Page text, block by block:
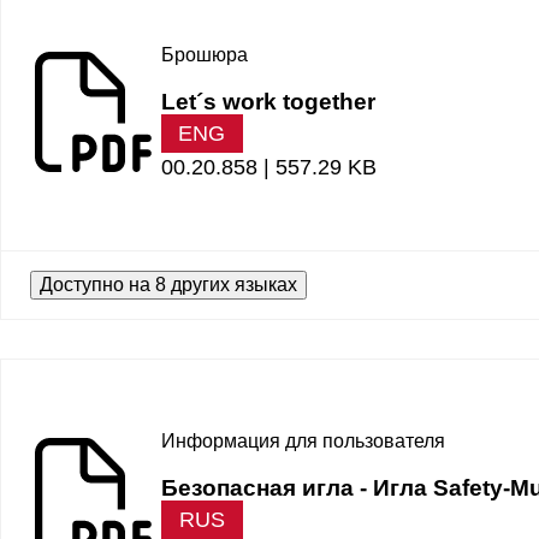
Брошюра
Let´s work together
ENG
00.20.858 | 557.29 KB
Доступно на 8 других языках
Информация для пользователя
Безопасная игла - Игла Safety-
RUS